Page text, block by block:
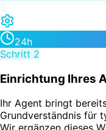
2
24h
Schritt 2
Einrichtung Ihres
Ihr Agent bringt
Grundverständnis für